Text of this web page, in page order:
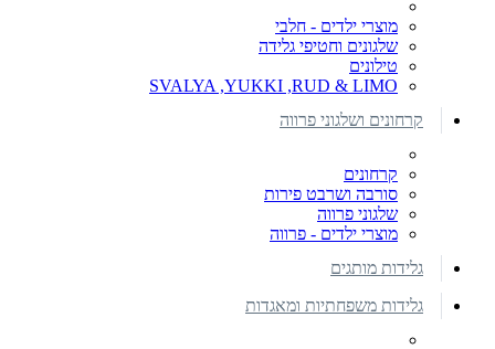
מוצרי ילדים - חלבי
שלגונים וחטיפי גלידה
טילונים
SVALYA ,YUKKI ,RUD & LIMO
קרחונים ושלגוני פרווה
קרחונים
סורבה ושרבט פירות
שלגוני פרווה
מוצרי ילדים - פרווה
גלידות מותגים
גלידות משפחתיות ומאגדות